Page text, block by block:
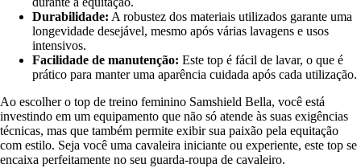
Durabilidade: A robustez dos materiais utilizados garante uma
longevidade desejável, mesmo após várias lavagens e usos
intensivos.
Facilidade de manutenção: Este top é fácil de lavar, o que é
prático para manter uma aparência cuidada após cada utilização.
Ao escolher o top de treino feminino Samshield Bella, você está
investindo em um equipamento que não só atende às suas exigências
técnicas, mas que também permite exibir sua paixão pela equitação
com estilo. Seja você uma cavaleira iniciante ou experiente, este top se
encaixa perfeitamente no seu guarda-roupa de cavaleiro.